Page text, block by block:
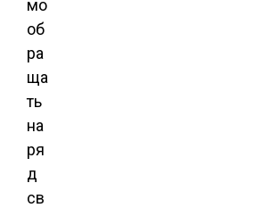
мо
об
ра
ща
ть
на
ря
д
св